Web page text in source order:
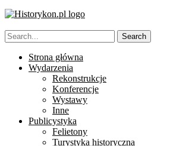
Strona główna
Wydarzenia
Rekonstrukcje
Konferencje
Wystawy
Inne
Publicystyka
Felietony
Turystyka historyczna